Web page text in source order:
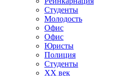
Студенты
Молодость
Офис
Офис
Юристы
Полиция
Студенты
ХХ век